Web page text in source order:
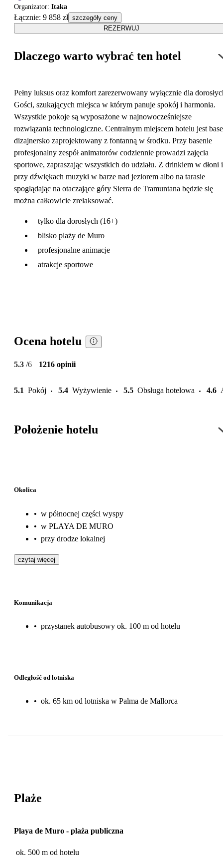
Organizator: Itaka
Łącznie: 9 858 zł szczegóły ceny
REZERWUJ
Dlaczego warto wybrać ten hotel
Pełny luksus oraz komfort zarezerwowany wyłącznie dla
Gości, szukających miejsca w którym panuje spokój i harmonia.
Wszystkie pokoje są wyposażone w najnowocześniejsze
rozwiązania technologiczne. Centralnym miejscem hotelu jest
dizajnersko zaprojektowany z fontanną w środku. Przy basenie
profesjonalny zespół animatorów codziennie prowadzi zajęcia
sportowe, zapraszając wszystkich do udziału. Z drinkiem w dłoni i
przy dźwiękach muzyki w barze nad jeziorem albo na tarasie
spoglądając na otaczające góry Sierra de Tramuntana będzie się
można całkowicie zrelaksować.
tylko dla dorosłych (16+)
blisko plaży de Muro
profesjonalne animacje
atrakcje sportowe
Ocena hotelu
5.3 /6 1216 opinii
5.1 Pokój 5.4 Wyżywienie 5.5 Obsługa hotelowa 4.6
Położenie hotelu
Okolica
• w północnej części wyspy
• w PLAYA DE MURO
• przy drodze lokalnej
czytaj więcej
Komunikacja
• przystanek autobusowy ok. 100 m od hotelu
Odległość od lotniska
• ok. 65 km od lotniska w Palma de Mallorca
Plaże
Playa de Muro - plaża publiczna
ok. 500 m od hotelu